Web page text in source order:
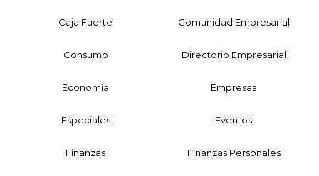
Caja Fuerte Comunidad Empresarial
Consumo Directorio Empresarial
Economía Empresas
Especiales Eventos
Finanzas Finanzas Personales